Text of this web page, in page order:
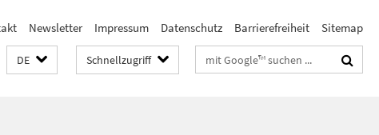
Newsletter Impressum Datenschutz Barrierefreiheit Sitemap
DE Schnellzugriff Suchbegriffe